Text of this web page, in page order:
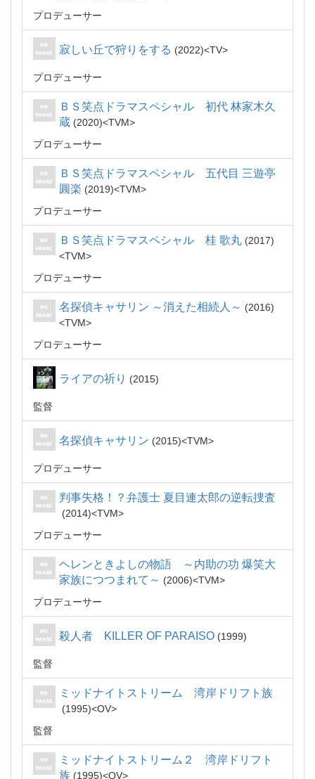
プロデューサー
寂しい丘で狩りをする 2022 TV
プロデューサー
ＢＳ笑点ドラマスペシャル 初代 林家木久
蔵
2020
TVM
プロデューサー
ＢＳ笑点ドラマスペシャル 五代目 三遊亭
圓楽
2019
TVM
プロデューサー
ＢＳ笑点ドラマスペシャル 桂 歌丸
2017
TVM
プロデューサー
名探偵キャサリン ～消えた相続人～
2016
TVM
プロデューサー
ライアの祈り 2015
監督
名探偵キャサリン 2015 TVM
プロデューサー
判事失格！？弁護士 夏目連太郎の逆転捜査
2014
TVM
プロデューサー
ヘレンときよしの物語 ～内助の功 爆笑大
家族につつまれて～
2006
TVM
プロデューサー
殺人者 KILLER OF PARAISO 1999
監督
ミッドナイトストリーム 湾岸ドリフト族
1995
OV
監督
ミッドナイトストリーム２ 湾岸ドリフト
族
1995 OV